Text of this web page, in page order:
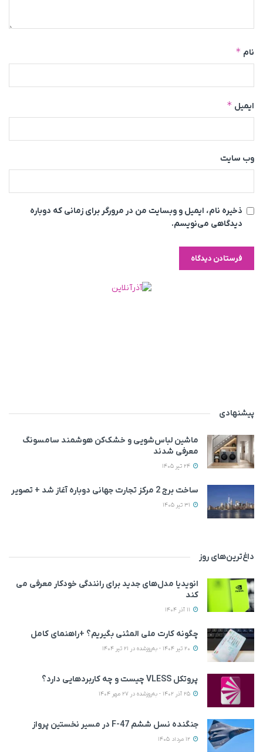
نام *
ایمیل *
وب‌ سایت
ذخیره نام، ایمیل و وبسایت من در مرورگر برای زمانی که دوباره
دیدگاهی می‌نویسم.
پیشنهادی
ماشین لباس‌شویی‌ و خشک‌کن هوشمند سامسونگ
معرفی شدند
ساخت برج 2 مرکز تجارت جهانی دوباره آغاز شد + تصویر
داغ‌ترین‌های روز
انویدیا مدل‌های جدید برای رانندگی خودکار معرفی می
کند
چگونه کارت ملی المثنی بگیریم؟ +راهنمای کامل
پروتکل VLESS چیست و چه کاربردهایی دارد؟
جنگنده نسل ششم F-47 در مسیر نخستین پرواز